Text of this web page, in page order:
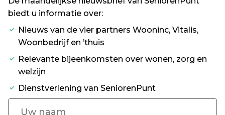
biedt u informatie over:
Nieuws van de vier partners Wooninc, Vitalis,
Woonbedrijf en ’thuis
Relevante bijeenkomsten over wonen, zorg en
welzijn
Dienstverlening van SeniorenPunt